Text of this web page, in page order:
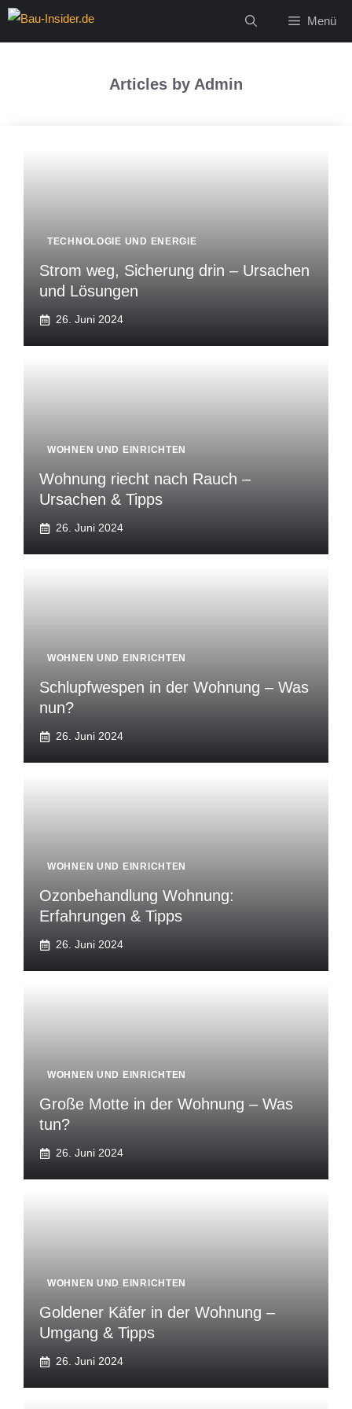
Zum
Menü
Articles by Admin
TECHNOLOGIE UND ENERGIE
Strom weg, Sicherung drin – Ursachen
und Lösungen
26. Juni 2024
WOHNEN UND EINRICHTEN
Wohnung riecht nach Rauch –
Ursachen & Tipps
26. Juni 2024
WOHNEN UND EINRICHTEN
Schlupfwespen in der Wohnung – Was
nun?
26. Juni 2024
WOHNEN UND EINRICHTEN
Ozonbehandlung Wohnung:
Erfahrungen & Tipps
26. Juni 2024
WOHNEN UND EINRICHTEN
Große Motte in der Wohnung – Was
tun?
26. Juni 2024
WOHNEN UND EINRICHTEN
Goldener Käfer in der Wohnung –
Umgang & Tipps
26. Juni 2024